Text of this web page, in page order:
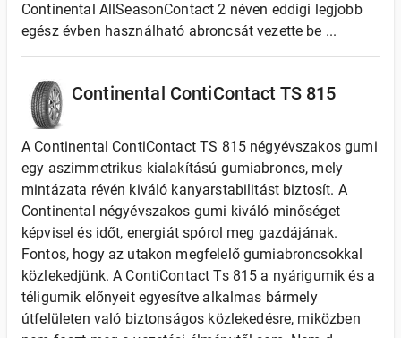
Continental AllSeasonContact 2 néven eddigi legjobb
egész évben használható abroncsát vezette be ...
Continental ContiContact TS 815
A Continental ContiContact TS 815 négyévszakos gumi
egy aszimmetrikus kialakítású gumiabroncs, mely
mintázata révén kiváló kanyarstabilitást biztosít. A
Continental négyévszakos gumi kiváló minőséget
képvisel és időt, energiát spórol meg gazdájának.
Fontos, hogy az utakon megfelelő gumiabroncsokkal
közlekedjünk. A ContiContact Ts 815 a nyárigumik és a
téligumik előnyeit egyesítve alkalmas bármely
útfelületen való biztonságos közlekedésre, miközben